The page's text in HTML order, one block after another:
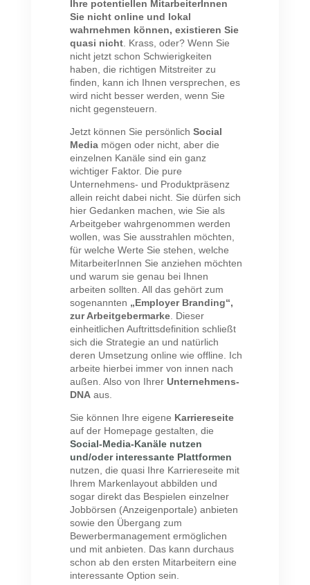
Ihre potentiellen MitarbeiterInnen
Sie nicht online und lokal
wahrnehmen können, existieren Sie
quasi nicht . Krass, oder? Wenn Sie
nicht jetzt schon Schwierigkeiten
haben, die richtigen Mitstreiter zu
finden, kann ich Ihnen versprechen, es
wird nicht besser werden, wenn Sie
nicht gegensteuern.
Jetzt können Sie persönlichSocial
Media mögen oder nicht, aber die
einzelnen Kanäle sind ein ganz
wichtiger Faktor. Die pure
Unternehmens- und Produktpräsenz
allein reicht dabei nicht. Sie dürfen sich
hier Gedanken machen, wie Sie als
Arbeitgeber wahrgenommen werden
wollen, was Sie ausstrahlen möchten,
für welche Werte Sie stehen, welche
MitarbeiterInnen Sie anziehen möchten
und warum sie genau bei Ihnen
arbeiten sollten. All das gehört zum
sogenannten „Employer Branding“,
zur Arbeitgebermarke . Dieser
einheitlichen Auftrittsdefinition schließt
sich die Strategie an und natürlich
deren Umsetzung online wie offline. Ich
arbeite hierbei immer von innen nach
außen. Also von IhrerUnternehmens-
DNA aus.
Sie können Ihre eigene Karriereseite
auf der Homepage gestalten, die
Social-Media-Kanäle nutzen
und/oder interessante Plattformen
nutzen, die quasi Ihre Karriereseite mit
Ihrem Markenlayout abbilden und
sogar direkt das Bespielen einzelner
Jobbörsen (Anzeigenportale) anbieten
sowie den Übergang zum
Bewerbermanagement ermöglichen
und mit anbieten. Das kann durchaus
schon ab den ersten Mitarbeitern eine
interessante Option sein.